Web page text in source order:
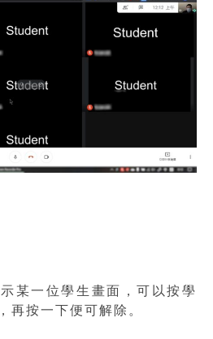
某一位學生畫面，可以按學
，再按一下便可解除。